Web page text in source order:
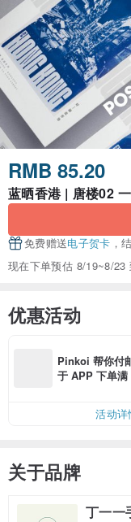
RMB 85.20
蓝晒香港 | 唐楼02
免费赠送电子贺卡 ，
现在下单预估 8/19~8/23
优惠活动
Pinkoi 帮你付
于 APP 下单满
活动详
关于品牌
丁一一